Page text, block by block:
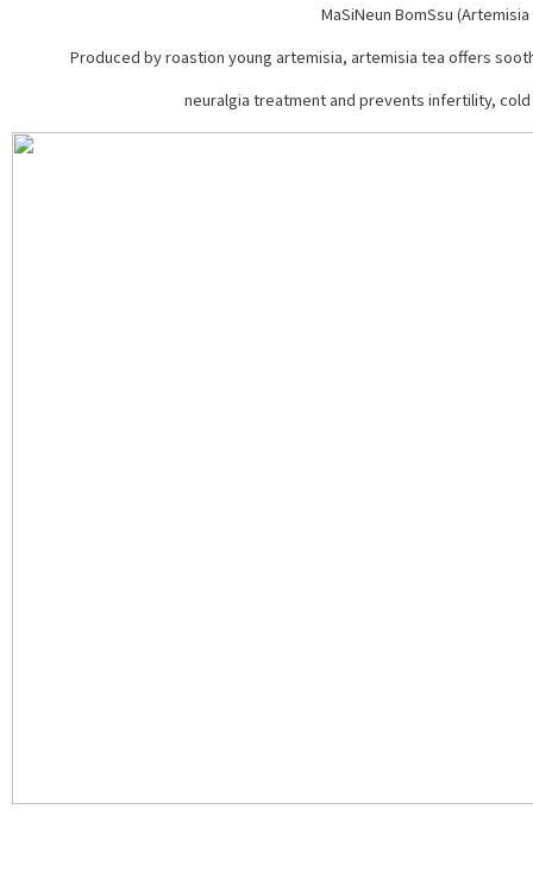
MaSiNeun BomSsu (Artemisia
Produced by roastion young artemisia, artemisia tea offers
neuralgia treatment and prevents infertility,